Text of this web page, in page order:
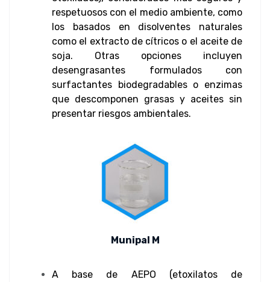
respetuosos con el medio ambiente, como
los basados ​​en disolventes naturales
como el extracto de cítricos o el aceite de
soja. Otras opciones incluyen
desengrasantes formulados con
surfactantes biodegradables o enzimas
que descomponen grasas y aceites sin
presentar riesgos ambientales.
Munipal M
A base de AEPO (etoxilatos de